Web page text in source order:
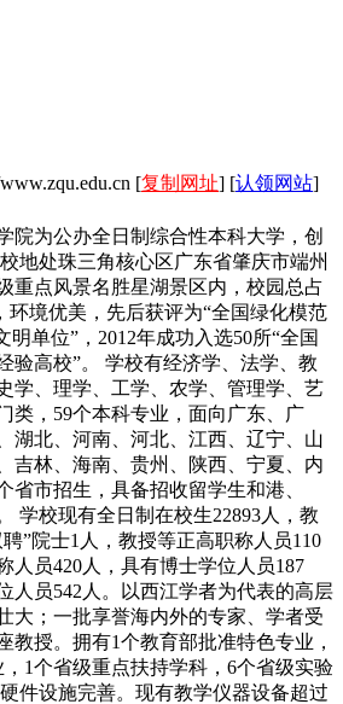
[复制网址] [认领网站]
院为公办全日制综合性本科大学，创
地处珠三角核心区广东省肇庆市端州
重点风景名胜星湖景区内，校园总占
环境优美，先后获评为“全国绿化模范
明单位”，2012年成功入选50所“全国
验高校”。 学校有经济学、法学、教
学、理学、工学、农学、管理学、艺
类，59个本科专业，面向广东、广
湖北、河南、河北、江西、辽宁、山
吉林、海南、贵州、陕西、宁夏、内
省市招生，具备招收留学生和港、
学校现有全日制在校生22893人，教
”院士1人，教授等正高职称人员110
人员420人，具有博士学位人员187
人员542人。以西江学者为代表的高层
大；一批享誉海内外的专家、学者受
教授。拥有1个教育部批准特色专业，
1个省级重点扶持学科，6个省级实验
件设施完善。现有教学仪器设备超过